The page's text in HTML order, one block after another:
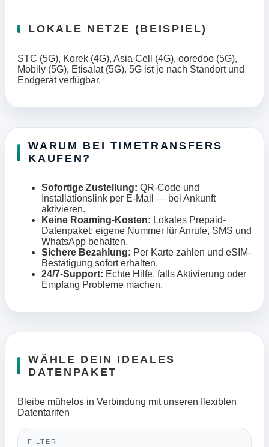
LOKALE NETZE (BEISPIEL)
STC (5G), Korek (4G), Asia Cell (4G), ooredoo (5G),
Mobily (5G), Etisalat (5G). 5G ist je nach Standort und
Endgerät verfügbar.
WARUM BEI TIMETRANSFERS
KAUFEN?
Sofortige Zustellung: QR-Code und
Installationslink per E-Mail — bei Ankunft
aktivieren.
Keine Roaming-Kosten: Lokales Prepaid-
Datenpaket; eigene Nummer für Anrufe, SMS und
WhatsApp behalten.
Sichere Bezahlung: Per Karte zahlen und eSIM-
Bestätigung sofort erhalten.
24/7-Support: Echte Hilfe, falls Aktivierung oder
Empfang Probleme machen.
WÄHLE DEIN IDEALES
DATENPAKET
Bleibe mühelos in Verbindung mit unseren flexiblen
Datentarifen
FILTER